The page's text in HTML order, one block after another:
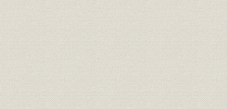
座談会
第二節 特別委員会
日本電気協会より引継せる委員会
中央電気協会より引継せる委員会
大正十年度設置の委員会